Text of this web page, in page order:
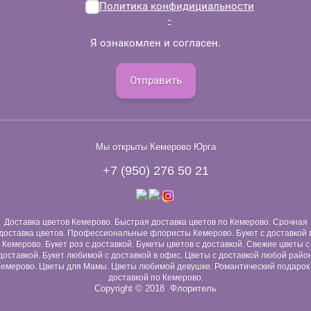
Политика конфидициальности
-
Я ознакомлен и согласен.
Отправить
Мы открыты Кемерово Юрга
+7 (950) 276 50 21
Доставка цветов Кемерово. Быстрая доставка цветов по Кемерово. Срочная
цветов. Профессиональные флористы Кемерово. Букет с доставкой
Кемерово. Букет роз с доставкой. Букеты цветов с доставкой. Свежие цветы с
Букет любимой с доставкой в офис. Цветы с доставкой любой
Цветы для Мамы. Цветы любимой девушке. Романтический подарок
доставкой по Кемерово.
Copyright © 2018 Флоритель